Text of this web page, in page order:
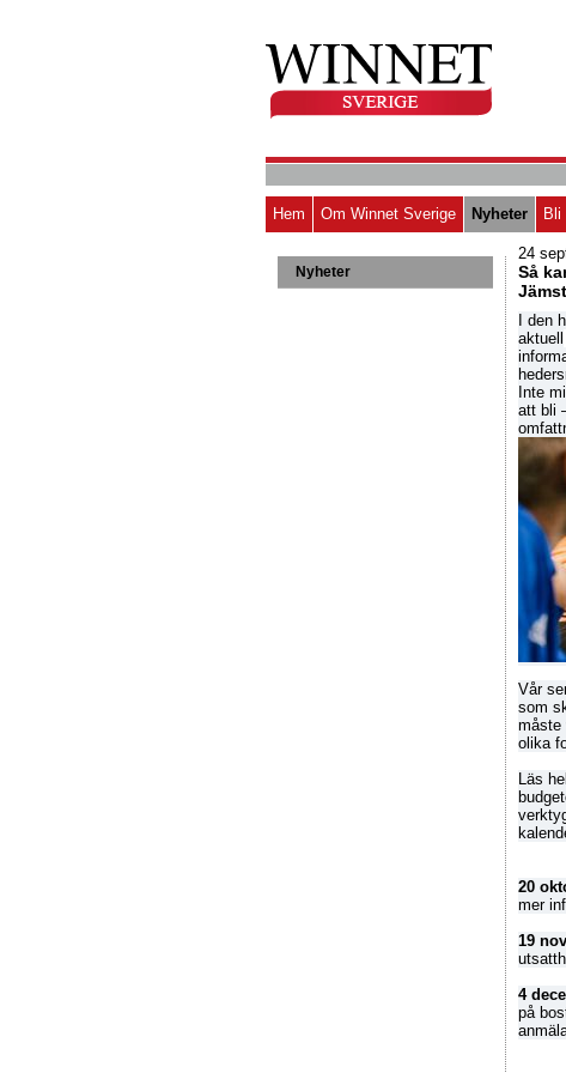
Hem Om Winnet Sverige Nyheter Bli
Nyheter
24
Så
I den
aktuell
Inte
att bli
Vår
som
måste
olika
Läs
20
mer
19
4
på